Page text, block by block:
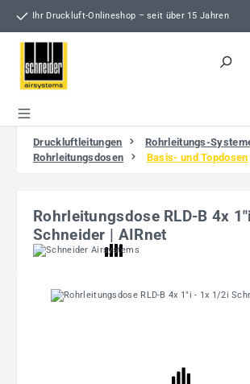
Zum Hauptinhalt springen
Ihr Druckluft-Onlineshop – seit über 15 Jahren
Druckluftleitungen
Rohrleitungs-
Rohrleitungsdosen
Basis- und Topdosen
Rohrleitungsdose RLD-B 4x
Schneider | AIRnet
Bildergalerie überspringen